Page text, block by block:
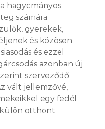
hagyományos
számára
gyerekek,
és közösen
és ezzel
azonban új
szerveződő
vált jellemzővé,
egy fedél
külön otthont